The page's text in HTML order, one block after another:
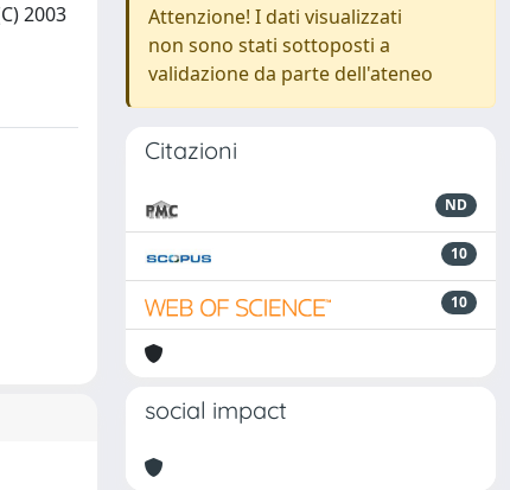
2003
Attenzione! I dati visualizzati
non sono stati sottoposti a
validazione da parte dell'ateneo
Citazioni
ND
10
10
social impact